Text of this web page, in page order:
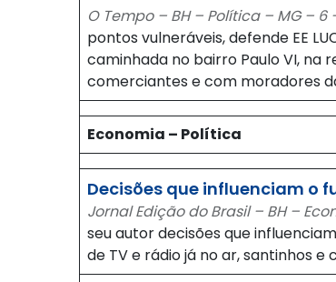
O Tempo – BH – Política – MG –
pontos vulneráveis, defende EE
caminhada no bairro Paulo VI, na
comerciantes e com moradores
Economia – Política
Decisões que influenciam o
Jornal Edição do Brasil – BH –
seu autor decisões que
de TV e rádio já no ar, santinhos e